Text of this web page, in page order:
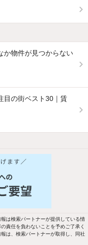
か物件が見つからない
目の街ベスト30｜賃
2階以上
独立洗面台
は検索パートナーが提供している情
責任を負わないことを予めご了承く
は、検索パートナーが取得し、同社